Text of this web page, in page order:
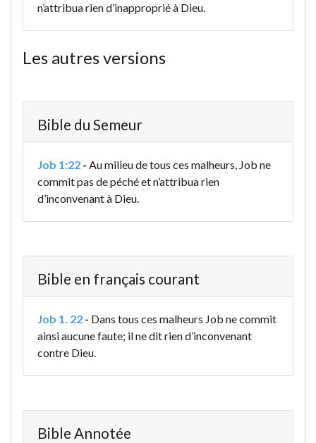
n’attribua rien d’inapproprié à Dieu.
Les autres versions
Bible du Semeur
Job 1:22 - Au milieu de tous ces malheurs, Job ne
commit pas de péché et n’attribua rien
d’inconvenant à Dieu.
Bible en français courant
Job 1. 22 - Dans tous ces malheurs Job ne commit
ainsi aucune faute; il ne dit rien d’inconvenant
contre Dieu.
Bible Annotée